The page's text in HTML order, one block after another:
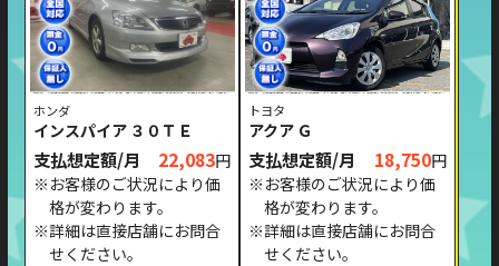
ホンダ
インスパイア ３０ＴＥ
支払想定額/月 22,083円
※お客様のご状況により価
格が変わります。
※詳細は直接店舗にお問合
せください。
トヨタ
アクア Ｇ
支払想定額/月 18,750円
※お客様のご状況により価
格が変わります。
※詳細は直接店舗にお問合
せください。